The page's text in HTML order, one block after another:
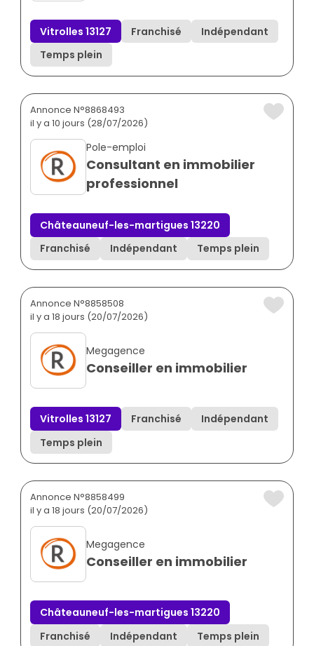
Vitrolles 13127 Franchisé
Indépendant
Temps plein
Annonce N°8868493
il y a 10 jours (28/07/2026)
Pole-emploi
Consultant en immobilier
professionnel
Châteauneuf-les-martigues 13220
Franchisé
Indépendant Temps plein
Annonce N°8858508
il y a 18 jours (20/07/2026)
Megagence
Conseiller en immobilier
Vitrolles 13127 Franchisé
Indépendant
Temps plein
Annonce N°8858499
il y a 18 jours (20/07/2026)
Megagence
Conseiller en immobilier
Châteauneuf-les-martigues 13220
Franchisé
Indépendant Temps plein